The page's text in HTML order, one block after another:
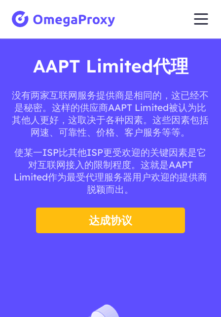
AAPT Limited代理
没有两家互联网服务提供商是相同的，这已经不
是秘密。这样的供应商AAPT Limited被认为比
其他人更好，这取决于各种因素。这些因素包括
网速、可靠性、价格、客户服务等等。
使某一ISP比其他ISP更受欢迎的关键因素是它
对互联网接入的限制程度。这就是AAPT
Limited作为最受代理服务器用户欢迎的提供商
脱颖而出。
达成协议